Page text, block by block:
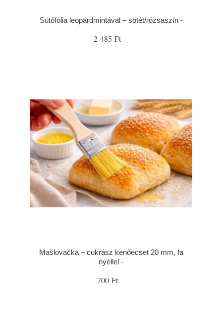
Sütőfólia leopárdmintával – sötét/rózsaszín -
2 485 Ft
Mašlovačka – cukrász kenőecset 20 mm, fa
nyéllel -
700 Ft